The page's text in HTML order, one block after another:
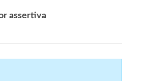
assertiva